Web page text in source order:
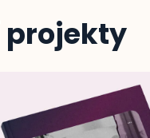
projekty